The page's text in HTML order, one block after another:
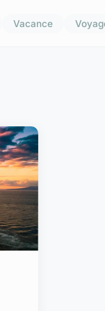
Vacance